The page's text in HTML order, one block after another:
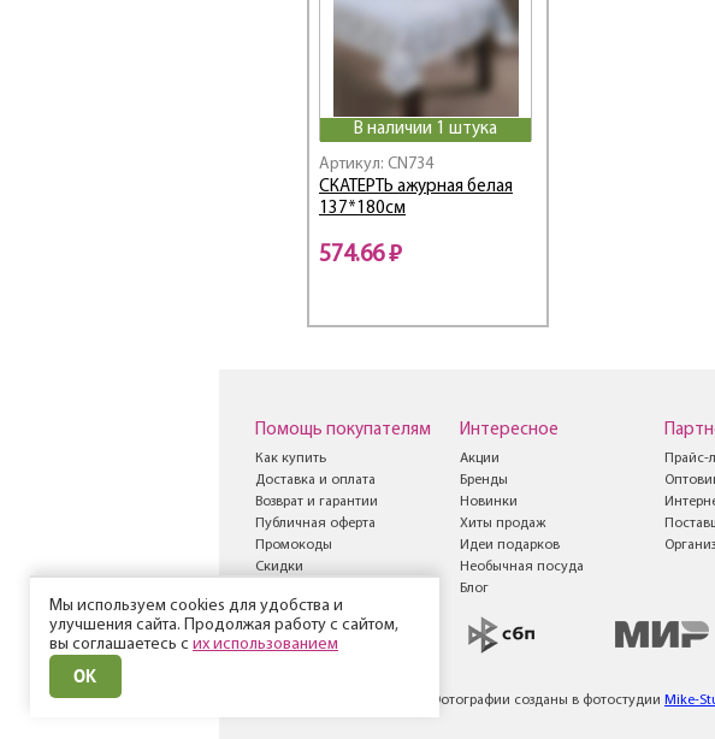
В наличии 1 штука
Артикул: CN734
СКАТЕРТЬ ажурная белая
137*180см
574.66 ₽
Помощь покупателям
Как купить
Доставка и оплата
Возврат и гарантии
Публичная оферта
Промокоды
Скидки
предложений
Интересное
Акции
Бренды
Новинки
Хиты продаж
Идеи подарков
Необычная посуда
Блог
Прайс-
Фотографии созданы в фотостудии Mike-
Мы используем cookies для удобства и
улучшения сайта. Продолжая работу с сайтом,
вы соглашаетесь с их использованием
ОК